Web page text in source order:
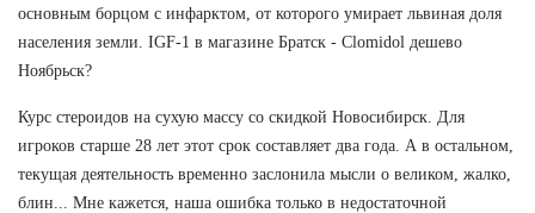
основным борцом с инфарктом, от которого умирает львиная доля
населения земли. IGF-1 в магазине Братск - Clomidol дешево
Ноябрьск?
Курс стероидов на сухую массу со скидкой Новосибирск. Для
игроков старше 28 лет этот срок составляет два года. А в остальном,
текущая деятельность временно заслонила мысли о великом, жалко,
блин... Мне кажется, наша ошибка только в недостаточной